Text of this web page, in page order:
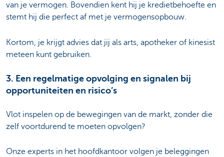
van je vermogen. Bovendien kent hij je kredietbehoefte en
stemt hij die perfect af met je vermogensopbouw.
Kortom, je krijgt advies dat jij als arts, apotheker of kinesist
meteen kunt gebruiken.
3. Een regelmatige opvolging en signalen bij
opportuniteiten en risico’s
Vlot inspelen op de bewegingen van de markt, zonder die
zelf voortdurend te moeten opvolgen?
Onze experts in het hoofdkantoor volgen je beleggingen